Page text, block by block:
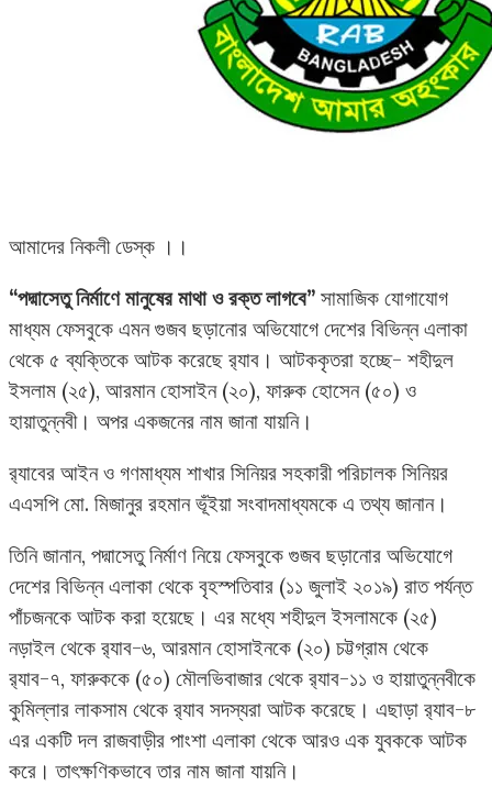
আমাদের নিকলী ডেস্ক ।।
“পদ্মাসেতু নির্মাণে মানুষের মাথা ও রক্ত লাগবে” সামাজিক যোগাযোগ
মাধ্যম ফেসবুকে এমন গুজব ছড়ানোর অভিযোগে দেশের বিভিন্ন এলাকা
থেকে ৫ ব্যক্তিকে আটক করেছে র‌্যাব। আটককৃতরা হচ্ছে- শহীদুল
ইসলাম (২৫), আরমান হোসাইন (২০), ফারুক হোসেন (৫০) ও
হায়াতুন্নবী। অপর একজনের নাম জানা যায়নি।
র‌্যাবের আইন ও গণমাধ্যম শাখার সিনিয়র সহকারী পরিচালক সিনিয়র
এএসপি মো. মিজানুর রহমান ভূঁইয়া সংবাদমাধ্যমকে এ তথ্য জানান।
তিনি জানান, পদ্মাসেতু নির্মাণ নিয়ে ফেসবুকে গুজব ছড়ানোর অভিযোগে
দেশের বিভিন্ন এলাকা থেকে বৃহস্পতিবার (১১ জুলাই ২০১৯) রাত পর্যন্ত
পাঁচজনকে আটক করা হয়েছে। এর মধ্যে শহীদুল ইসলামকে (২৫)
নড়াইল থেকে র‌্যাব-৬, আরমান হোসাইনকে (২০) চট্টগ্রাম থেকে
র‌্যাব-৭, ফারুককে (৫০) মৌলভিবাজার থেকে র‌্যাব-১১ ও হায়াতুন্নবীকে
কুমিল্লার লাকসাম থেকে র‌্যাব সদস্যরা আটক করেছে। এছাড়া র‌্যাব-৮
এর একটি দল রাজবাড়ীর পাংশা এলাকা থেকে আরও এক যুবককে আটক
করে। তাৎক্ষণিকভাবে তার নাম জানা যায়নি।